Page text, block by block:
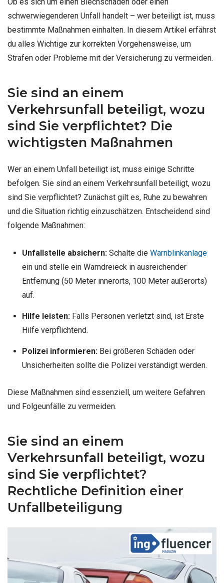
schwerwiegenderen Unfall handelt – wer beteiligt ist, muss
bestimmte Maßnahmen einhalten. In diesem Artikel erfährst
du alles Wichtige zur korrekten Vorgehensweise, um
Strafen oder Probleme mit der Versicherung zu vermeiden.
Sie sind an einem
Verkehrsunfall beteiligt, wozu
sind Sie verpflichtet? Die
wichtigsten Maßnahmen
Wer an einem Unfall beteiligt ist, muss einige Schritte
befolgen. Sie sind an einem Verkehrsunfall beteiligt, wozu
sind Sie verpflichtet? Zunächst gilt es, Ruhe zu bewahren
und die Situation richtig einzuschätzen. Entscheidend sind
folgende Maßnahmen:
Unfallstelle absichern: Schalte die Warnblinkanlage
ein und stelle ein Warndreieck in ausreichender
Entfernung (50 Meter innerorts, 100 Meter außerorts)
auf.
Hilfe leisten:Falls Personen verletzt sind, ist Erste
Hilfe verpflichtend.
Polizei informieren: Bei größeren Schäden oder
Unsicherheiten sollte die Polizei verständigt werden.
Diese Maßnahmen sind essenziell, um weitere Gefahren
und Folgeunfälle zu vermeiden.
Sie sind an einem
Verkehrsunfall beteiligt, wozu
sind Sie verpflichtet?
Rechtliche Definition einer
Unfallbeteiligung